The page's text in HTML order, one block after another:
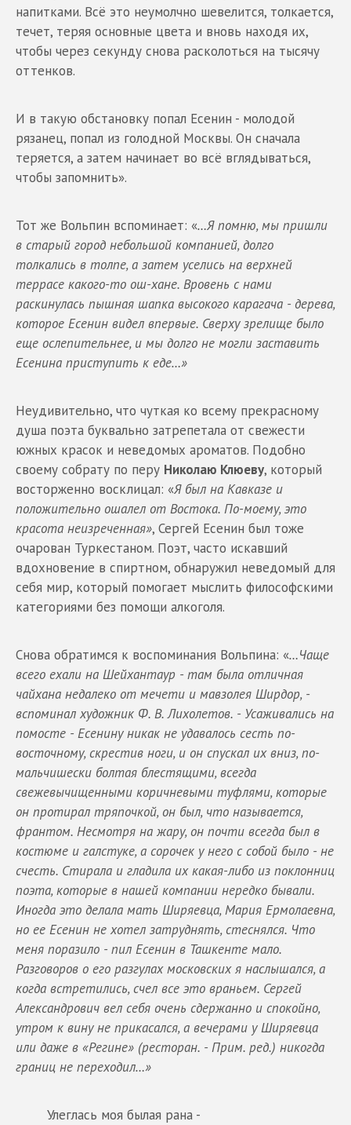
напитками. Всё это неумолчно шевелится, толкается,
течет, теряя основные цвета и вновь находя их,
чтобы через секунду снова расколоться на тысячу
оттенков.
И в такую обстановку попал Есенин - молодой
рязанец, попал из голодной Москвы. Он сначала
теряется, а затем начинает во всё вглядываться,
чтобы запомнить».
Тот же Вольпин вспоминает: «…Я помню, мы пришли
в старый город небольшой компанией, долго
толкались в толпе, а затем уселись на верхней
террасе какого-то ош-хане. Вровень с нами
раскинулась пышная шапка высокого карагача - дерева,
которое Есенин видел впервые. Сверху зрелище было
еще ослепительнее, и мы долго не могли заставить
Есенина приступить к еде…»
Неудивительно, что чуткая ко всему прекрасному
душа поэта буквально затрепетала от свежести
южных красок и неведомых ароматов. Подобно
своему собрату по перу Николаю Клюеву, который
восторженно восклицал: «Я был на Кавказе и
положительно ошалел от Востока. По-моему, это
красота неизреченная», Сергей Есенин был тоже
очарован Туркестаном. Поэт, часто искавший
вдохновение в спиртном, обнаружил неведомый для
себя мир, который помогает мыслить философскими
категориями без помощи алкоголя.
Снова обратимся к воспоминания Вольпина: «…Чаще
всего ехали на Шейхантаур - там была отличная
чайхана недалеко от мечети и мавзолея Ширдор, -
вспоминал художник Ф. В. Лихолетов. - Усаживались на
помосте - Есенину никак не удавалось сесть по-
восточному, скрестив ноги, и он спускал их вниз, по-
мальчишески болтая блестящими, всегда
свежевычищенными коричневыми туфлями, которые
он протирал тряпочкой, он был, что называется,
франтом. Несмотря на жару, он почти всегда был в
костюме и галстуке, а сорочек у него с собой было - не
счесть. Стирала и гладила их какая-либо из поклонниц
поэта, которые в нашей компании нередко бывали.
Иногда это делала мать Ширяевца, Мария Ермолаевна,
но ее Есенин не хотел затруднять, стеснялся. Что
меня поразило - пил Есенин в Ташкенте мало.
Разговоров о его разгулах московских я наслышался, а
когда встретились, счел все это враньем. Сергей
Александрович вел себя очень сдержанно и спокойно,
утром к вину не прикасался, а вечерами у Ширяевца
или даже в «Регине» (ресторан. - Прим. ред.) никогда
границ не переходил…»
Улеглась моя былая рана -